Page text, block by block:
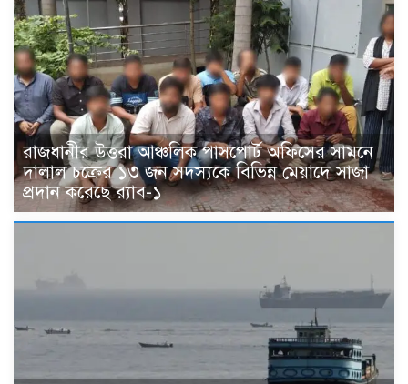
রাজধানীর উত্তরা আঞ্চলিক পাসপোর্ট অফিসের সামনে
দালাল চক্রের ১৩ জন সদস্যকে বিভিন্ন মেয়াদে সাজা
প্রদান করেছে র‌্যাব-১